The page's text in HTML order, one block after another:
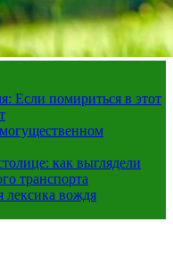
Если помириться в этот
как выглядели
транспорта
лексика вождя